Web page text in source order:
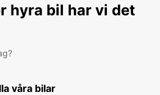
hyra bil har vi det
våra bilar